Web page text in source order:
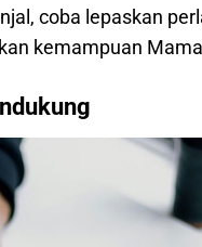
coba lepaskan
kemampuan